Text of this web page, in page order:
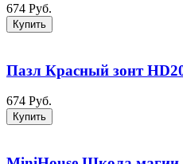
674 Руб.
Купить
Пазл Красный зонт
674 Руб.
Купить